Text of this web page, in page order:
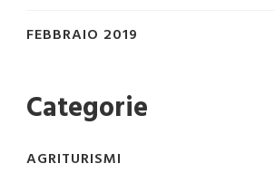
FEBBRAIO 2019
Categorie
AGRITURISMI